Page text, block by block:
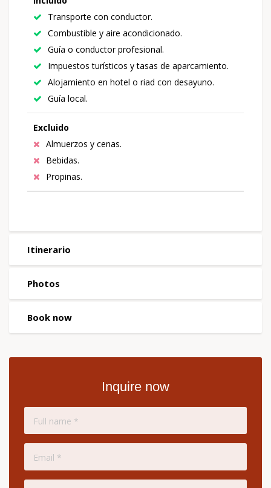
Transporte con conductor.
Combustible y aire acondicionado.
Guía o conductor profesional.
Impuestos turísticos y tasas de aparcamiento.
Alojamiento en hotel o riad con desayuno.
Guía local.
Excluido
Almuerzos y cenas.
Bebidas.
Propinas.
Itinerario
Photos
Book now
Inquire now